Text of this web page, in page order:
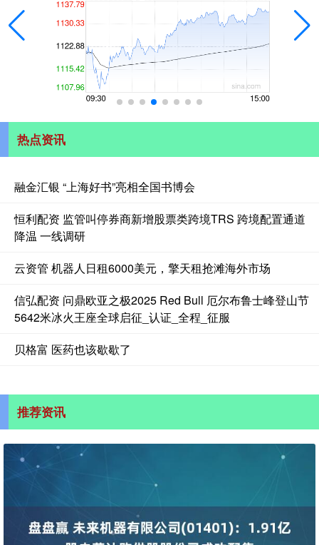
热点资讯
融金汇银 “上海好书”亮相全国书博会
恒利配资 监管叫停券商新增股票类跨境TRS 跨境配置通道
降温 一线调研
云资管 机器人日租6000美元，擎天租抢滩海外市场
信弘配资 问鼎欧亚之极2025 Red Bull 厄尔布鲁士峰登山节
5642米冰火王座全球启征_认证_全程_征服
贝格富 医药也该歇歇了
推荐资讯